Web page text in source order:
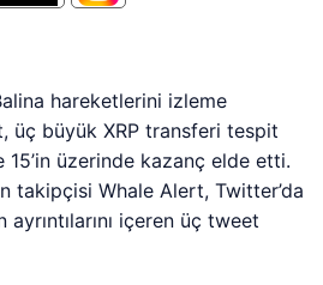
hareketlerini izleme
üç büyük XRP transferi tespit
üzerinde kazanç elde etti.
takipçisi Whale Alert, Twitter’da
içeren üç tweet